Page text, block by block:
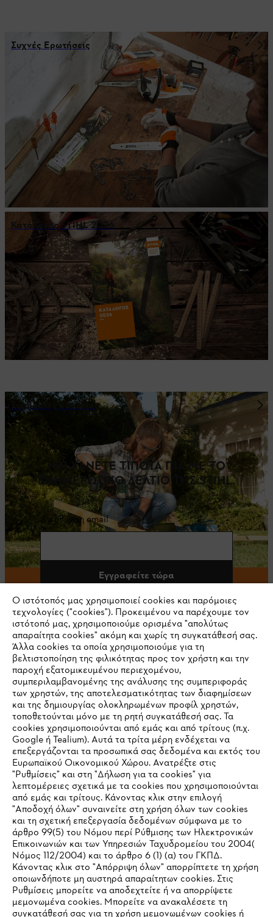
Συχνές Ερωτήσεις
Κατάλογος STIHL 2026
Συμβουλές και Ιδέες
ΜΗ ΧΑΝΕΤΕ ΤΙΠΟΤΑ ΠΙΑ ΜΕ ΤΟ
ΕΝΗΜΕΡΩΤΙΚΟ ΔΕΛΤΙΟ ΤΗΣ STIHL.
Διεύθυνση email
Εγγραφείτε τώρα
#STIHL
Εταιρεία
STIHL Συχνές ερωτήσεις
Service
Πολιτική απορρήτου Νομικό κείμενο Cookies
IHR BROWSER WIRD NICHT
UNTERSTÜTZT
Sie nutzen einen Browser, den wir noch nicht unterstützen. Für
Ο ιστότοπός μας χρησιμοποιεί cookies και παρόμοιες
τεχνολογίες ("cookies"). Προκειμένου να παρέχουμε τον
ιστότοπό μας, χρησιμοποιούμε ορισμένα "απολύτως
απαραίτητα cookies" ακόμη και χωρίς τη συγκατάθεσή σας.
Άλλα cookies τα οποία χρησιμοποιούμε για τη
βελτιστοποίηση της φιλικότητας προς τον χρήστη και την
παροχή εξατομικευμένου περιεχομένου,
συμπεριλαμβανομένης της ανάλυσης της συμπεριφοράς
των χρηστών, της αποτελεσματικότητας των διαφημίσεων
και της δημιουργίας ολοκληρωμένων προφίλ χρηστών,
τοποθετούνται μόνο με τη ρητή συγκατάθεσή σας. Τα
cookies χρησιμοποιούνται από εμάς και από τρίτους (π.χ.
Google ή Tealium). Αυτά τα τρίτα μέρη ενδέχεται να
επεξεργάζονται τα προσωπικά σας δεδομένα και εκτός του
Ευρωπαϊκού Οικονομικού Χώρου. Ανατρέξτε στις
"Ρυθμίσεις" και στη "Δήλωση για τα cookies" για
λεπτομέρειες σχετικά με τα cookies που χρησιμοποιούνται
από εμάς και τρίτους. Κάνοντας κλικ στην επιλογή
"Αποδοχή όλων" συναινείτε στη χρήση όλων των cookies
και τη σχετική επεξεργασία δεδομένων σύμφωνα με το
άρθρο 99(5) του Νόμου περί Ρύθμισης των Ηλεκτρονικών
Επικοινωνιών και των Υπηρεσιών Ταχυδρομείου του 2004(
Νόμος 112/2004) και το άρθρο 6 (1) (α) του ΓΚΠΔ.
Κάνοντας κλικ στο "Απόρριψη όλων" απορρίπτετε τη χρήση
οποιωνδήποτε μη αυστηρά απαραίτητων cookies. Στις
Ρυθμίσεις μπορείτε να αποδεχτείτε ή να απορρίψετε
μεμονωμένα cookies. Μπορείτε να ανακαλέσετε τη
συγκατάθεσή σας για τη χρήση μεμονωμένων cookies ή